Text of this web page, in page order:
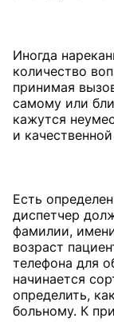
Иногда
количество
принимая
самому или
кажутся
и
Есть
диспетчер
фамилии,
возраст
телефона для
начинается
определить,
больному. К